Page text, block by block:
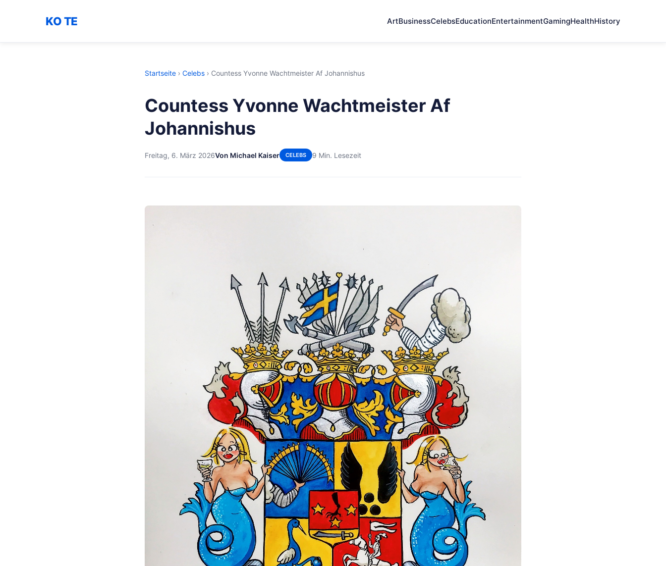
KO TE ArtBusinessCelebsEducationEntertainmentGamingHealthHistory
Startseite › Celebs › Countess Yvonne Wachtmeister Af Johannishus
Countess Yvonne Wachtmeister Af
Johannishus
Freitag, 6. März 2026Von Michael Kaiser CELEBS 9 Min. Lesezeit